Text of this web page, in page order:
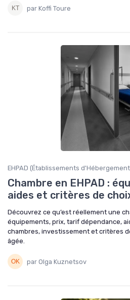
par Koffi Toure
Chambre en EHPAD :
aides et critères de
Découvrez ce qu’est réellement une
équipements, prix, tarif dépendance,
chambres, investissement et critères
âgée.
par Olga Kuznetsov